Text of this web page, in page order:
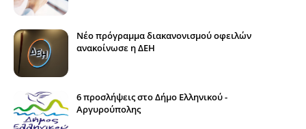
Νέο πρόγραμμα διακανονισμού οφειλών
ανακοίνωσε η ΔΕΗ
6 προσλήψεις στο Δήμο Ελληνικού -
Αργυρούπολης